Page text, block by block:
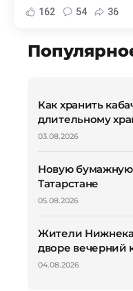
162 54 36
Как хранить
длительному
03.08.2026
Новую бумажную
Татарстане
05.08.2026
Жители
дворе вечерний
04.08.2026